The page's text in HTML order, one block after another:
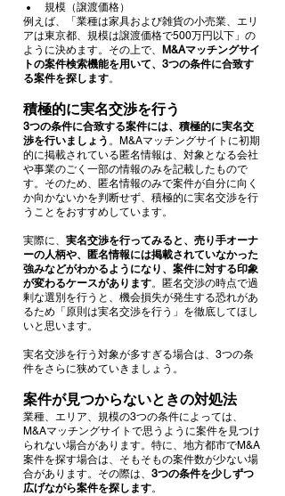
規模（譲渡価格）
例えば、「業種は家具および雑貨の小売業、エリ
アは東京都、規模は譲渡価格で500万円以下」の
ように決めます。その上で、
M&Aマッチングサイ
トの案件検索機能を用いて、3つの条件に合致す
る案件を探します。
積極的に実名交渉を行う
3つの条件に合致する案件には、積極的に実名交
渉を行いましょう 。M&Aマッチングサイトに初期
的に掲載されている匿名情報は、対象となる会社
や事業のごく一部の情報のみを記載したもので
す。そのため、匿名情報のみで案件が自分に向く
か向かないかを判断せず、積極的に実名交渉を行
うことをおすすめしています。
実際に、 実名交渉を行ってみると、売り手オーナ
ーの人柄や、匿名情報には掲載されていなかった
強みなどがわかるようになり、案件に対する印象
が変わるケースがあります。匿名交渉の時点で過
剰な選別を行うと、機会損失が発生する恐れがあ
るため「原則は実名交渉を行う」を徹底してほし
いと思います。
実名交渉を行う対象が多すぎる場合は、3つの条
件をさらに狭めていきましょう。
案件が見つからないときの対処法
業種、エリア、規模の3つの条件によっては、
M&Aマッチングサイトで思うように案件を見つけ
られない場合があります。特に、地方都市でM&A
案件を探す場合は、そもそもの案件数が少ない場
合があります。その際は、 3つの条件を少しずつ
広げながら案件を探します。